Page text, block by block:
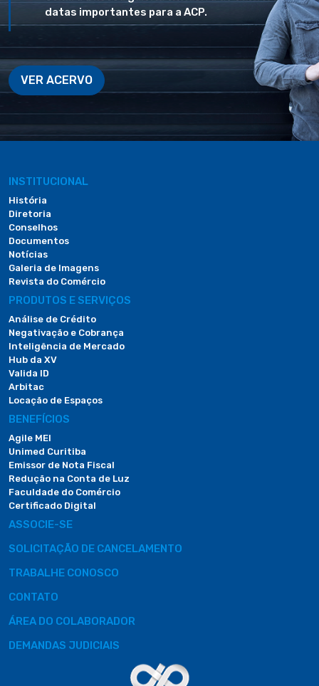
datas importantes para a ACP.
VER ACERVO
INSTITUCIONAL
História
Diretoria
Conselhos
Documentos
Notícias
Galeria de Imagens
Revista do Comércio
PRODUTOS E SERVIÇOS
Análise de Crédito
Negativação e Cobrança
Inteligência de Mercado
Hub da XV
Valida ID
Arbitac
Locação de Espaços
BENEFÍCIOS
Agile MEI
Unimed Curitiba
Emissor de Nota Fiscal
Redução na Conta de Luz
Faculdade do Comércio
Certificado Digital
ASSOCIE-SE
SOLICITAÇÃO DE CANCELAMENTO
TRABALHE CONOSCO
CONTATO
ÁREA DO COLABORADOR
DEMANDAS JUDICIAIS